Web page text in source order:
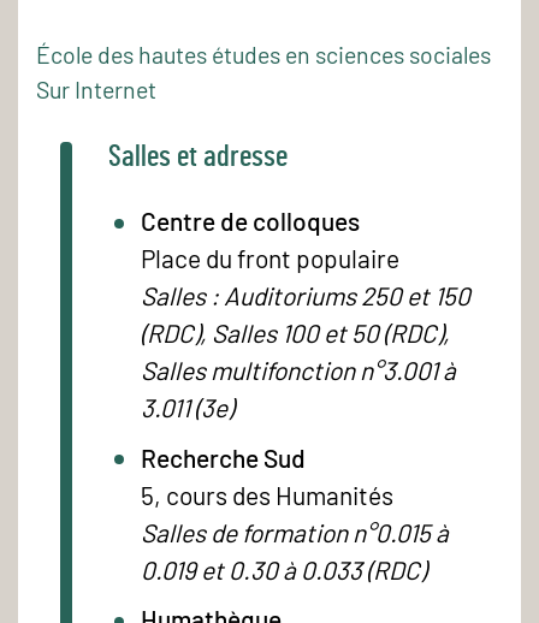
École des hautes études en sciences sociales
Sur Internet
Salles et adresse
Centre de colloques
Place du front populaire
Salles : Auditoriums 250 et 150
(RDC), Salles 100 et 50 (RDC),
Salles multifonction n°3.001 à
3.011 (3e)
Recherche Sud
5, cours des Humanités
Salles de formation n°0.015 à
0.019 et 0.30 à 0.033 (RDC)